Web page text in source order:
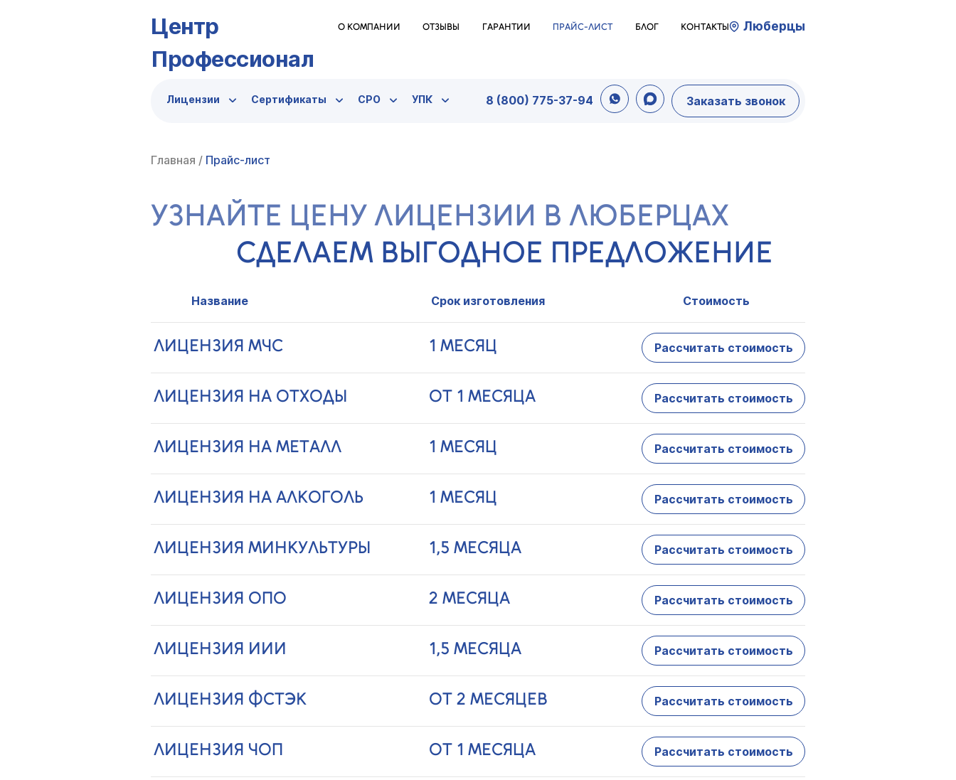
Центр
Профессионал
О КОМПАНИИ ОТЗЫВЫ ГАРАНТИИ ПРАЙС-ЛИСТ БЛОГ КОНТАКТЫ Люберцы
Лицензии Сертификаты СРО УПК 8 (800) 775-37-94 Заказать звонок
Главная / Прайс-лист
УЗНАЙТЕ ЦЕНУ ЛИЦЕНЗИИ В ЛЮБЕРЦАХ
СДЕЛАЕМ ВЫГОДНОЕ ПРЕДЛОЖЕНИЕ
Название Срок изготовления Стоимость
ЛИЦЕНЗИЯ МЧС 1 МЕСЯЦ Рассчитать стоимость
ЛИЦЕНЗИЯ НА ОТХОДЫ ОТ 1 МЕСЯЦА Рассчитать стоимость
ЛИЦЕНЗИЯ НА МЕТАЛЛ 1 МЕСЯЦ Рассчитать стоимость
ЛИЦЕНЗИЯ НА АЛКОГОЛЬ 1 МЕСЯЦ Рассчитать стоимость
ЛИЦЕНЗИЯ МИНКУЛЬТУРЫ 1,5 МЕСЯЦА Рассчитать стоимость
ЛИЦЕНЗИЯ ОПО 2 МЕСЯЦА Рассчитать стоимость
ЛИЦЕНЗИЯ ИИИ 1,5 МЕСЯЦА Рассчитать стоимость
ЛИЦЕНЗИЯ ФСТЭК ОТ 2 МЕСЯЦЕВ Рассчитать стоимость
ЛИЦЕНЗИЯ ЧОП ОТ 1 МЕСЯЦА Рассчитать стоимость